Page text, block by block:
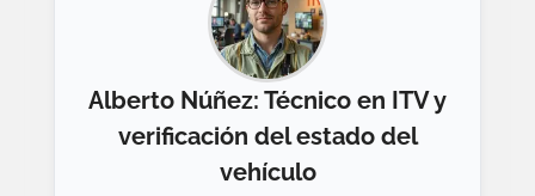
Alberto Núñez: Técnico en ITV y
verificación del estado del
vehículo